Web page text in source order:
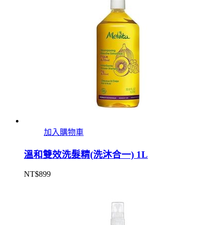
加入購物車
溫和雙效洗髮精(洗沐合一) 1L
NT$899